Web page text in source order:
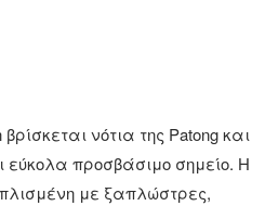
νότια της Patong και
προσβάσιμο σημείο. Η
με ξαπλώστρες,